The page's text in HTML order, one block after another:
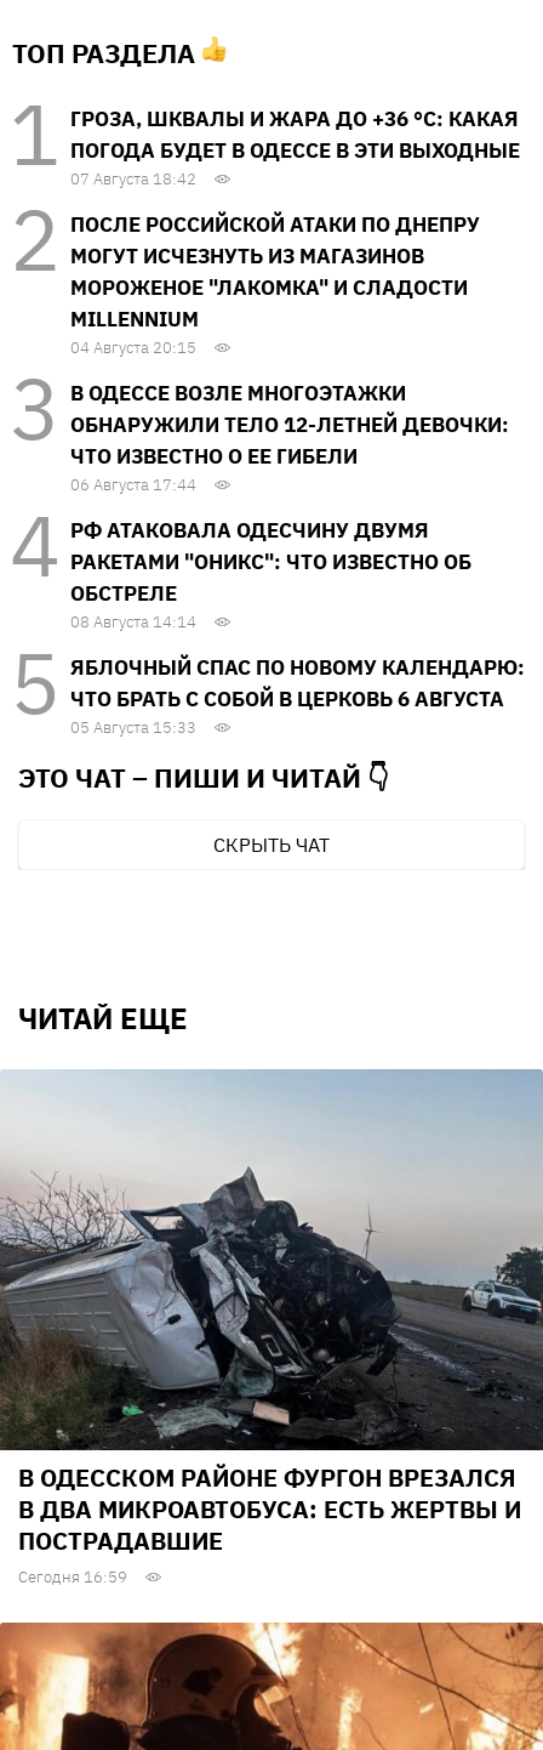
ТОП РАЗДЕЛА
ГРОЗА, ШКВАЛЫ И ЖАРА ДО +36 °С: КАКАЯ
ПОГОДА БУДЕТ В ОДЕССЕ В ЭТИ ВЫХОДНЫЕ
07 Августа 18:42
ПОСЛЕ РОССИЙСКОЙ АТАКИ ПО ДНЕПРУ
МОГУТ ИСЧЕЗНУТЬ ИЗ МАГАЗИНОВ
МОРОЖЕНОЕ "ЛАКОМКА" И СЛАДОСТИ
MILLENNIUM
04 Августа 20:15
В ОДЕССЕ ВОЗЛЕ МНОГОЭТАЖКИ
ОБНАРУЖИЛИ ТЕЛО 12-ЛЕТНЕЙ ДЕВОЧКИ:
ЧТО ИЗВЕСТНО О ЕЕ ГИБЕЛИ
06 Августа 17:44
РФ АТАКОВАЛА ОДЕСЧИНУ ДВУМЯ
РАКЕТАМИ "ОНИКС": ЧТО ИЗВЕСТНО ОБ
ОБСТРЕЛЕ
08 Августа 14:14
ЯБЛОЧНЫЙ СПАС ПО НОВОМУ КАЛЕНДАРЮ:
ЧТО БРАТЬ С СОБОЙ В ЦЕРКОВЬ 6 АВГУСТА
05 Августа 15:33
ЭТО ЧАТ – ПИШИ И ЧИТАЙ 👇
СКРЫТЬ ЧАТ
ЧИТАЙ ЕЩЕ
В ОДЕССКОМ РАЙОНЕ ФУРГОН ВРЕЗАЛСЯ
В ДВА МИКРОАВТОБУСА: ЕСТЬ ЖЕРТВЫ И
ПОСТРАДАВШИЕ
Сегодня 16:59